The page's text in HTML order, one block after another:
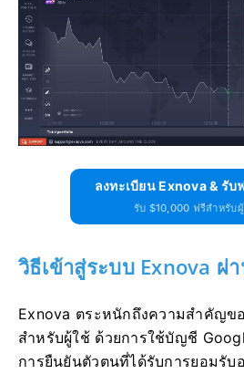
ลงทะเบียน Exnova & รั
รับ $10,000 ฟรีสำหรับ
วิธีเข้าสู่ระบบ Exnova ผ่
Exnova ตระหนักถึงความสำคัญขอ
สำหรับผู้ใช้ ด้วยการใช้บัญชี
การยืนยันตัวตนที่ได้รับการยอมรับ